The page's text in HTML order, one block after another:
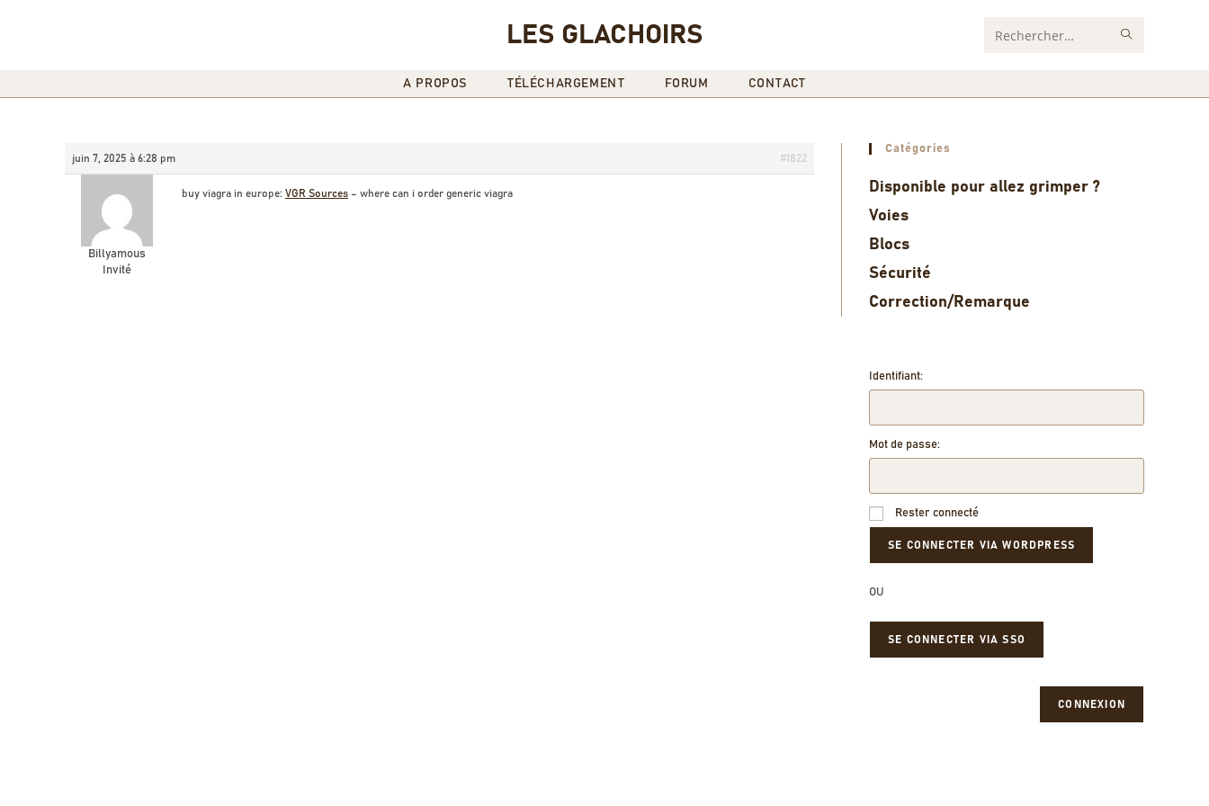
LES GLACHOIRS Rechercher
A PROPOS TÉLÉCHARGEMENT FORUM CONTACT
juin 7, 2025 à 6:28 pm #1822
Billyamous
Invité
buy viagra in europe: VGR Sources – where can i order generic viagra
Catégories
Disponible pour allez grimper ?
Voies
Blocs
Sécurité
Correction/Remarque
Identifiant:
Mot de passe:
Rester connecté
OU
SE CONNECTER VIA SSO
CONNEXION